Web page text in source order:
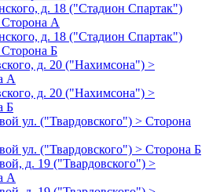
д. 18 ("Стадион Спартак")
Сторона А
д. 18 ("Стадион Спартак")
Б
д. 20 ("Нахимсона") >
А
д. 20 ("Нахимсона") >
Б
ул. ("Твардовского") > Сторона
ул. ("Твардовского") > Сторона Б
д. 19 ("Твардовского") >
А